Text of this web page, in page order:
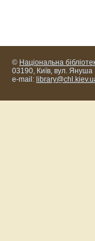
© Національна
03190, Київ, вул.
e-mail: